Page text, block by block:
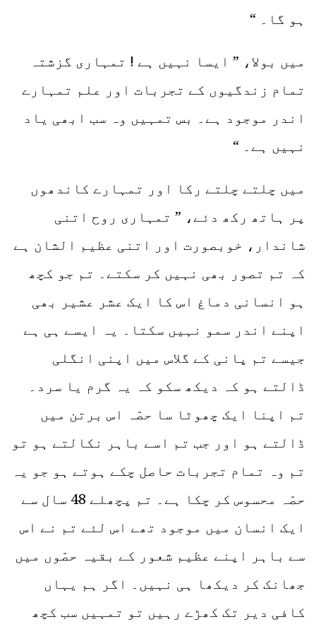
ہو گا۔ “
میں بولا، ” ایسا نہیں ہے ! تمہاری گزشتہ
تمام زندگیوں کے تجربات اور علم تمہارے
اندر موجود ہے۔ بس تمہیں وہ سب ابھی یاد
نہیں ہے۔ “
میں چلتے چلتے رکا اور تمہارے کاندھوں
پر ہاتھ رکھ دئے، ” تمہاری روح اتنی
شاندار، خوبصورت اور اتنی عظیم الشان ہے
کہ تم تصور بھی نہیں کر سکتے۔ تم جو کچھ
ہو انسانی دماغ اس کا ایک عشر عشیر بھی
اپنے اندر سمو نہیں سکتا۔ یہ ایسے ہی ہے
جیسے تم پانی کے گلاس میں اپنی انگلی
ڈالتے ہو کہ دیکھ سکو کہ یہ گرم یا سرد۔
تم اپنا ایک چھوٹا سا حصّہ اس برتن میں
ڈالتے ہو اور جب تم اسے باہر نکالتے ہو تو
تم وہ تمام تجربات حاصل چکے ہوتے ہو جو یہ
حصّہ محسوس کر چکا ہے۔ تم پچھلے 48 سال سے
ایک انسان میں موجود تھے اس لئے تم نے اس
سے باہر اپنے عظیم شعور کے بقیہ حصّوں میں
جھانک کر دیکھا ہی نہیں۔ اگر ہم یہاں
کافی دیر تک کھڑے رہیں تو تمہیں سب کچھ